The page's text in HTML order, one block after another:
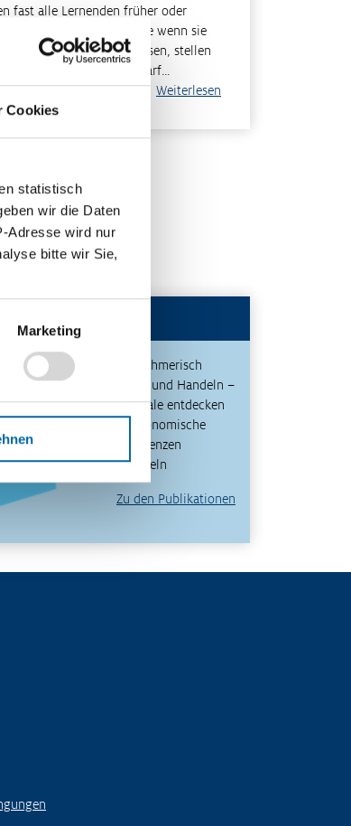
Cookies
statistisch
wir die Daten
Adresse wird nur
bitte wir Sie,
Marketing
fast alle Lernenden früher oder
in Berührung. Insbesonde­re wenn sie
formulieren müssen, stellen
dass dies der Übung bedarf…
Weiterlesen
Unternehmerisch
Denken und Handeln –
Potenziale entdecken
und ökonomische
Kompetenzen
entwickeln
Zu den Publikationen